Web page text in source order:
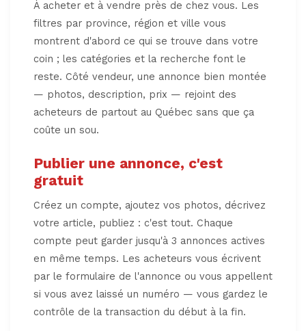
À acheter et à vendre près de chez vous. Les
filtres par province, région et ville vous
montrent d'abord ce qui se trouve dans votre
coin ; les catégories et la recherche font le
reste. Côté vendeur, une annonce bien montée
— photos, description, prix — rejoint des
acheteurs de partout au Québec sans que ça
coûte un sou.
Publier une annonce, c'est
gratuit
Créez un compte, ajoutez vos photos, décrivez
votre article, publiez : c'est tout. Chaque
compte peut garder jusqu'à 3 annonces actives
en même temps. Les acheteurs vous écrivent
par le formulaire de l'annonce ou vous appellent
si vous avez laissé un numéro — vous gardez le
contrôle de la transaction du début à la fin.